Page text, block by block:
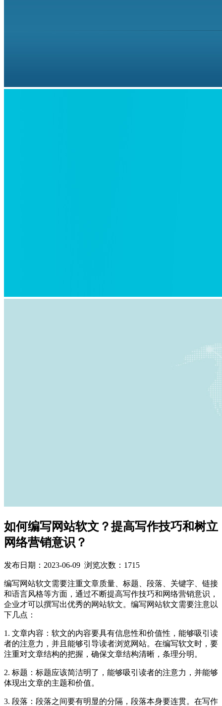
如何编写网站软文？提高写作技巧和树立
网络营销意识？
发布日期： 2023-06-09 浏览次数：1715
编写网站软文需要注重文章质量、标题、段落、关键字、链接
和语言风格等方面，通过不断提高写作技巧和网络营销意识，
企业才可以撰写出优秀的网站软文。编写网站软文需要注意以
下几点：
1. 文章内容：软文的内容要具有信息性和价值性，能够吸引读
者的注意力，并且能够引导读者浏览网站。在编写软文时，要
注重对文章结构的把握，确保文章结构清晰，条理分明。
2. 标题：标题应该简洁明了，能够吸引读者的注意力，并能够
体现出文章的主题和价值。
3. 段落：段落之间要有明显的分隔，段落本身要连贯。在写作